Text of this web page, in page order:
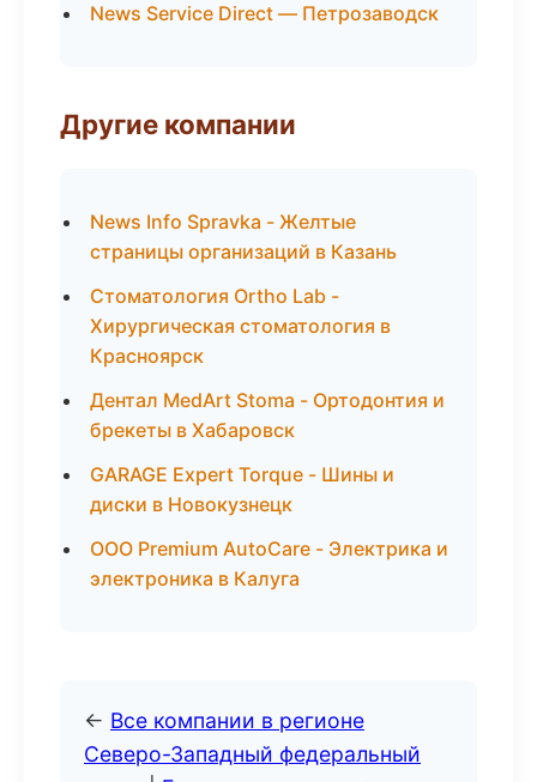
News Service Direct — Петрозаводск
Другие компании
News Info Spravka - Желтые
страницы организаций в Казань
Стоматология Ortho Lab -
Хирургическая стоматология в
Красноярск
Дентал MedArt Stoma - Ортодонтия и
брекеты в Хабаровск
GARAGE Expert Torque - Шины и
диски в Новокузнецк
ООО Premium AutoCare - Электрика и
электроника в Калуга
← Все компании в регионе
Северо-Западный федеральный